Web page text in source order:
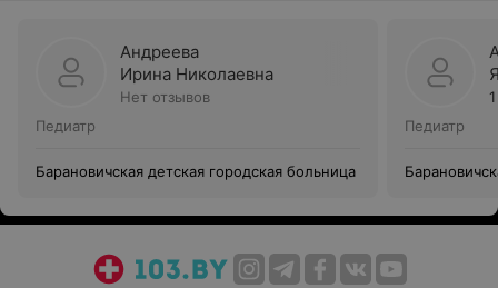
Андреева
Ирина Николаевна
Нет отзывов
Педиатр
Барановичская детская городская больница
Педиатр